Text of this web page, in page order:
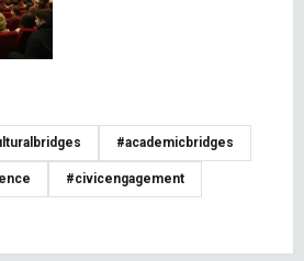
#academicbridges
#civicengagement